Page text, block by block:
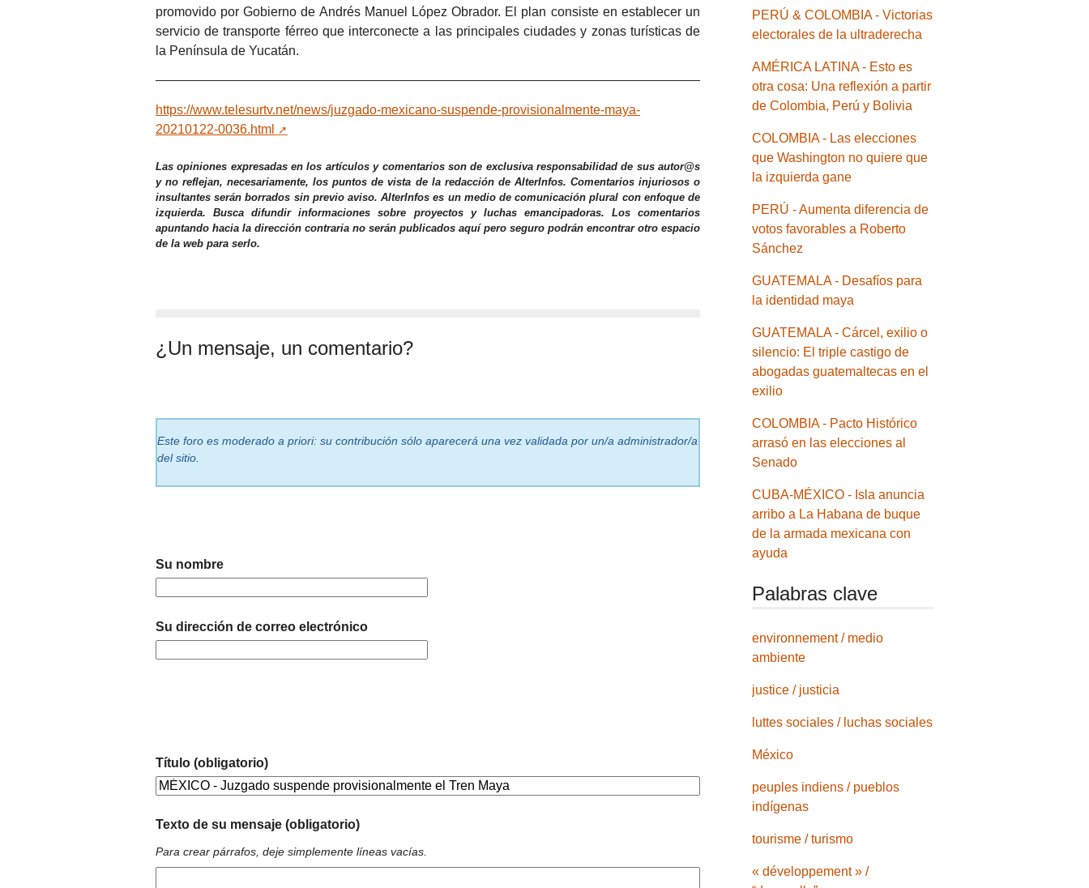
promovido por Gobierno de Andrés Manuel López Obrador. El plan consiste en establecer un
servicio de transporte férreo que interconecte a las principales ciudades y zonas turísticas de
la Península de Yucatán.
https://www.telesurtv.net/news/juzgado-mexicano-suspende-provisionalmente-maya-
20210122-0036.html
Las opiniones expresadas en los artículos y comentarios son de exclusiva responsabilidad de sus autor@s
y no reflejan, necesariamente, los puntos de vista de la redacción de AlterInfos. Comentarios injuriosos o
insultantes serán borrados sin previo aviso. AlterInfos es un medio de comunicación plural con enfoque de
izquierda. Busca difundir informaciones sobre proyectos y luchas emancipadoras. Los comentarios
apuntando hacia la dirección contraria no serán publicados aquí pero seguro podrán encontrar otro espacio
de la web para serlo.
¿Un mensaje, un comentario?
Este foro es moderado a priori: su contribución sólo aparecerá una vez validada por un/a administrador/a
del sitio.
Su nombre
Su dirección de correo electrónico
Título (obligatorio)
Texto de su mensaje (obligatorio)
Para crear párrafos, deje simplemente líneas vacías.
PERÚ & COLOMBIA - Victorias
electorales de la ultraderecha
AMÉRICA LATINA - Esto es
otra cosa: Una reflexión a partir
de Colombia, Perú y Bolivia
COLOMBIA - Las elecciones
que Washington no quiere que
la izquierda gane
PERÚ - Aumenta diferencia de
votos favorables a Roberto
Sánchez
GUATEMALA - Desafíos para
la identidad maya
GUATEMALA - Cárcel, exilio o
silencio: El triple castigo de
abogadas guatemaltecas en el
exilio
COLOMBIA - Pacto Histórico
arrasó en las elecciones al
Senado
CUBA-MÉXICO - Isla anuncia
arribo a La Habana de buque
de la armada mexicana con
ayuda
Palabras clave
environnement / medio
ambiente
justice / justicia
luttes sociales / luchas sociales
México
peuples indiens / pueblos
indígenas
tourisme / turismo
« développement » /